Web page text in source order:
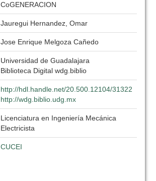
CoGENERACION
Jauregui Hernandez, Omar
Jose Enrique Melgoza Cañedo
Universidad de Guadalajara
Biblioteca Digital wdg.biblio
http://hdl.handle.net/20.500.12104/31322
http://wdg.biblio.udg.mx
Licenciatura en Ingeniería Mecánica
Electricista
CUCEI